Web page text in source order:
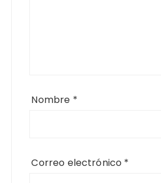
Nombre *
Correo electrónico *